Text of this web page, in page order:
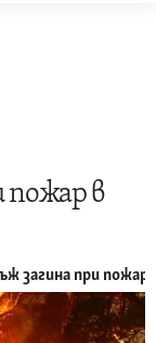
пожар в
загина при пожар